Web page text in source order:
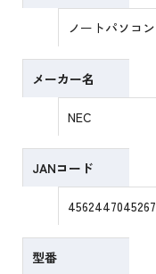
ノートパソコン
メーカー名
NEC
JANコード
4562447045267
型番